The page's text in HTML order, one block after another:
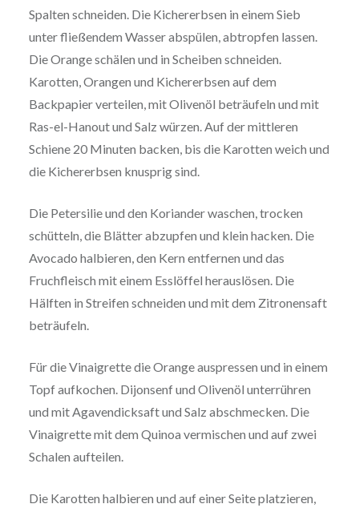
Spalten schneiden. Die Kichererbsen in einem Sieb
unter fließendem Wasser abspülen, abtropfen lassen.
Die Orange schälen und in Scheiben schneiden.
Karotten, Orangen und Kichererbsen auf dem
Backpapier verteilen, mit Olivenöl beträufeln und mit
Ras-el-Hanout und Salz würzen. Auf der mittleren
Schiene 20 Minuten backen, bis die Karotten weich und
die Kichererbsen knusprig sind.
Die Petersilie und den Koriander waschen, trocken
schütteln, die Blätter abzupfen und klein hacken. Die
Avocado halbieren, den Kern entfernen und das
Fruchfleisch mit einem Esslöffel herauslösen. Die
Hälften in Streifen schneiden und mit dem Zitronensaft
beträufeln.
Für die Vinaigrette die Orange auspressen und in einem
Topf aufkochen. Dijonsenf und Olivenöl unterrühren
und mit Agavendicksaft und Salz abschmecken. Die
Vinaigrette mit dem Quinoa vermischen und auf zwei
Schalen aufteilen.
Die Karotten halbieren und auf einer Seite platzieren,